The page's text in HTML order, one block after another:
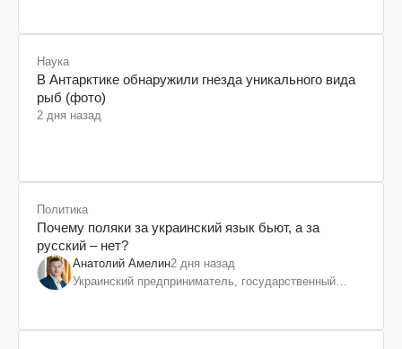
Наука
В Антарктике обнаружили гнезда уникального вида
рыб (фото)
2 дня назад
Политика
Почему поляки за украинский язык бьют, а за
русский – нет?
Анатолий Амелин2 дня назад
Украинский предприниматель, государственный